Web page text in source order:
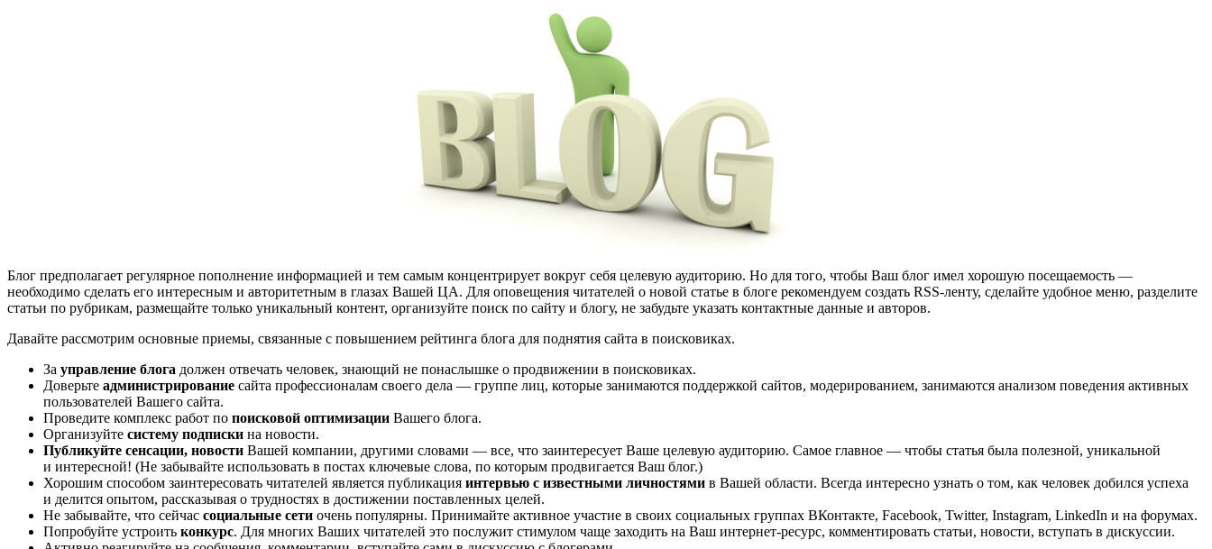
Блог предполагает регулярное пополнение информацией и тем самым концентрирует вокруг себя целевую аудиторию. Но для того, чтобы Ваш блог имел хорошую посещаемость —
необходимо сделать его интересным и авторитетным в глазах Вашей ЦА. Для оповещения читателей о новой статье в блоге рекомендуем создать RSS-ленту, сделайте удобное меню, разделите
статьи по рубрикам, размещайте только уникальный контент, организуйте поиск по сайту и блогу, не забудьте указать контактные данные и авторов.
Давайте рассмотрим основные приемы, связанные с повышением рейтинга блога для поднятия сайта в поисковиках.
За управление блога должен отвечать человек, знающий не понаслышке о продвижении в поисковиках.
Доверьте администрирование сайта профессионалам своего дела — группе лиц, которые занимаются поддержкой сайтов, модерированием, занимаются анализом поведения активных
пользователей Вашего сайта.
Проведите комплекс работ по поисковой оптимизации Вашего блога.
Организуйте систему подписки на новости.
Публикуйте сенсации, новости Вашей компании, другими словами — все, что заинтересует Ваше целевую аудиторию. Самое главное — чтобы статья была полезной, уникальной
и интересной! (Не забывайте использовать в постах ключевые слова, по которым продвигается Ваш блог.)
Хорошим способом заинтересовать читателей является публикация интервью с известными личностями в Вашей области. Всегда интересно узнать о том, как человек добился успеха
и делится опытом, рассказывая о трудностях в достижении поставленных целей.
Не забывайте, что сейчас социальные сети очень популярны. Принимайте активное участие в своих социальных группах ВКонтакте, Facebook, Twitter, Instagram, LinkedIn и на форумах.
Попробуйте устроить конкурс. Для многих Ваших читателей это послужит стимулом чаще заходить на Ваш интернет-ресурс, комментировать статьи, новости, вступать в дискуссии.